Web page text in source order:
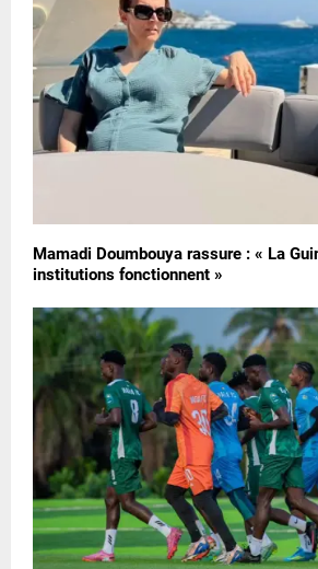
Mamadi Doumbouya rassure : « La
institutions fonctionnent »